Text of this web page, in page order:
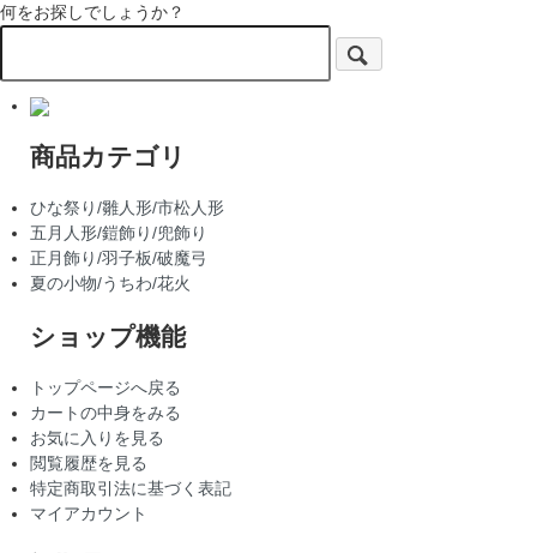
何をお探しでしょうか？
商品カテゴリ
ひな祭り/雛人形/市松人形
五月人形/鎧飾り/兜飾り
正月飾り/羽子板/破魔弓
夏の小物/うちわ/花火
ショップ機能
トップページへ戻る
カートの中身をみる
お気に入りを見る
閲覧履歴を見る
特定商取引法に基づく表記
マイアカウント